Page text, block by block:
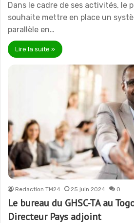
Dans le cadre de ses activités, le
souhaite mettre en place un
parallèle en…
Lire la suite »
Redaction TM24 25 juin 2024 0
Le bureau du GHSC-TA au
Directeur Pays adjoint